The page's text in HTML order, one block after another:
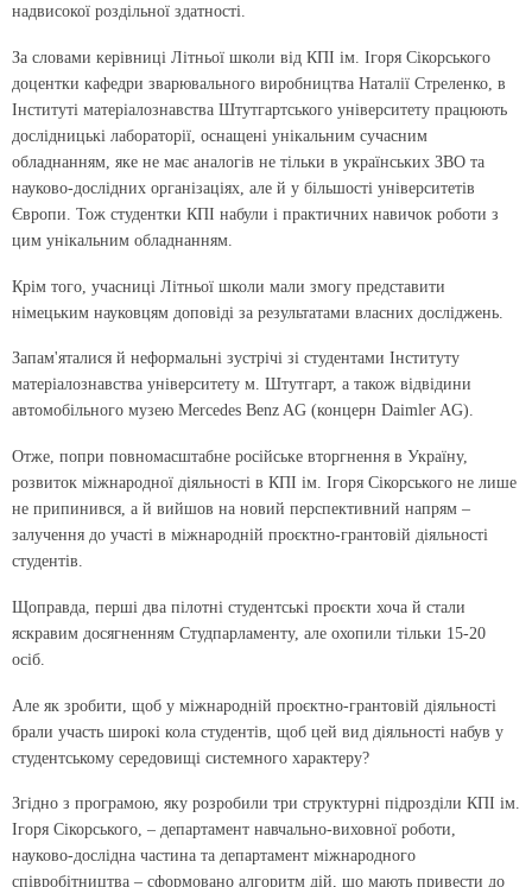
надвисокої роздільної здатності.
За словами керівниці Літньої школи від КПІ ім. Ігоря Сікорського
доцентки кафедри зварювального виробництва Наталії Стреленко, в
Інституті матеріалознавства Штутгартського університету працюють
дослідницькі лабораторії, оснащені унікальним сучасним
обладнанням, яке не має аналогів не тільки в українських ЗВО та
науково-дослідних організаціях, але й у більшості університетів
Європи. Тож студентки КПІ набули і практичних навичок роботи з
цим унікальним обладнанням.
Крім того, учасниці Літньої школи мали змогу представити
німецьким науковцям доповіді за результатами власних досліджень.
Запам'яталися й неформальні зустрічі зі студентами Інституту
матеріалознавства університету м. Штутгарт, а також відвідини
автомобільного музею Mercedes Benz AG (концерн Daimler AG).
Отже, попри повномасштабне російське вторгнення в Україну,
розвиток міжнародної діяльності в КПІ ім. Ігоря Сікорського не лише
не припинився, а й вийшов на новий перспективний напрям –
залучення до участі в міжнародній проєктно-грантовій діяльності
студентів.
Щоправда, перші два пілотні студентські проєкти хоча й стали
яскравим досягненням Студпарламенту, але охопили тільки 15-20
осіб.
Але як зробити, щоб у міжнародній проєктно-грантовій діяльності
брали участь широкі кола студентів, щоб цей вид діяльності набув у
студентському середовищі системного характеру?
Згідно з програмою, яку розробили три структурні підрозділи КПІ ім.
Ігоря Сікорського, – департамент навчально-виховної роботи,
науково-дослідна частина та департамент міжнародного
співробітництва – сформовано алгоритм дій, що мають привести до